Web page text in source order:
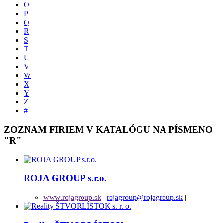
O
P
Q
R
S
T
U
V
W
X
Y
Z
#
ZOZNAM FIRIEM V KATALÓGU NA PÍSMENO
"R"
ROJA GROUP s.r.o.
www.rojagroup.sk | rojagroup@rojagroup.sk |